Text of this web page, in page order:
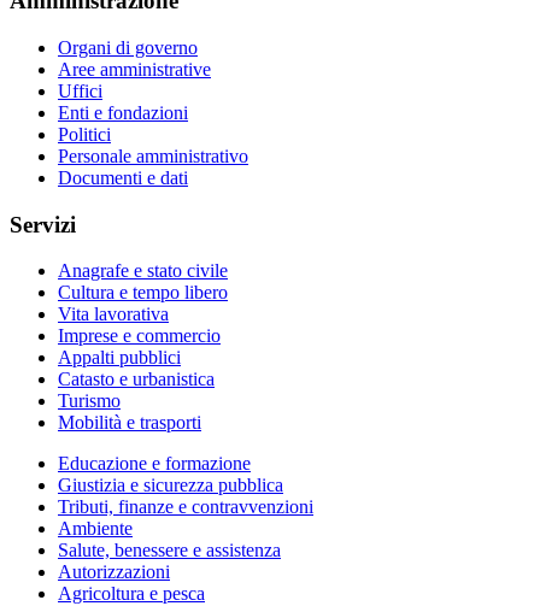
Organi di governo
Aree amministrative
Uffici
Enti e fondazioni
Politici
Personale amministrativo
Documenti e dati
Servizi
Anagrafe e stato civile
Cultura e tempo libero
Vita lavorativa
Imprese e commercio
Appalti pubblici
Catasto e urbanistica
Turismo
Mobilità e trasporti
Educazione e formazione
Giustizia e sicurezza pubblica
Tributi, finanze e contravvenzioni
Ambiente
Salute, benessere e assistenza
Autorizzazioni
Agricoltura e pesca